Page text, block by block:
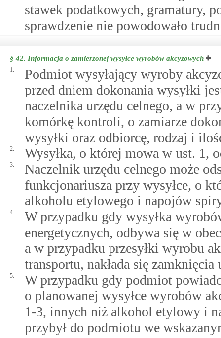
stawek podatkowych, gramatury,
sprawdzenie nie powodowało
§ 42. Informacja o zamierzonej wysyłce wyrobów akcyzowych
1.
Podmiot wysyłający wyroby
przed dniem dokonania wysyłki
naczelnika urzędu celnego, a w
komórkę kontroli, o zamiarze
wysyłki oraz odbiorcę, rodzaj i
2. Wysyłka, o której mowa w ust. 1,
3.
Naczelnik urzędu celnego może
funkcjonariusza przy wysyłce, o
alkoholu etylowego i napojów
4.
W przypadku gdy wysyłka
energetycznych, odbywa się w
a w przypadku przesyłki wyrobu
transportu, nakłada się zamknięcia
5.
W przypadku gdy podmiot
o planowanej wysyłce wyrobów
1-3, innych niż alkohol etylowy i
przybył do podmiotu we